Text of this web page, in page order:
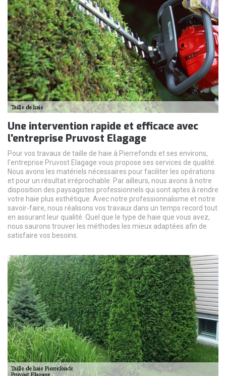
Une intervention rapide et efficace avec
l'entreprise Pruvost Elagage
Pour vos travaux de taille de haie à Pierrefonds et ses environs,
l'entreprise Pruvost Elagage vous propose ses services de qualité.
Nous avons les matériels nécessaires pour faciliter les opérations
et pour un résultat irréprochable. Par ailleurs, nous avons à notre
disposition des paysagistes professionnels qui sont aptes à rendre
votre haie plus esthétique. Avec notre professionnalisme et notre
savoir-faire, nous réalisons vos travaux dans un temps record tout
en assurant leur qualité. Quel que le type de haie que vous avez,
nous saurons trouver les méthodes les mieux adaptées afin de
satisfaire vos besoins.